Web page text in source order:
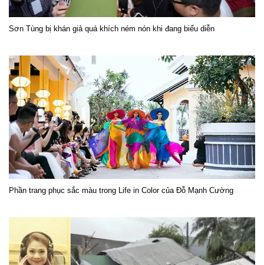
Sơn Tùng bị khán giả quá khích ném nón khi đang biểu diễn
Phần trang phục sắc màu trong Life in Color của Đỗ Mạnh Cường